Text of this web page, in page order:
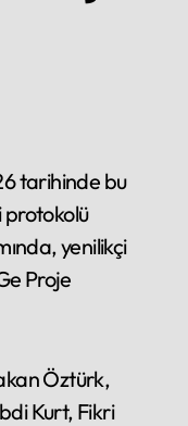
protokolü
yenilikçi
Proje
Öztürk,
Kurt, Fikri